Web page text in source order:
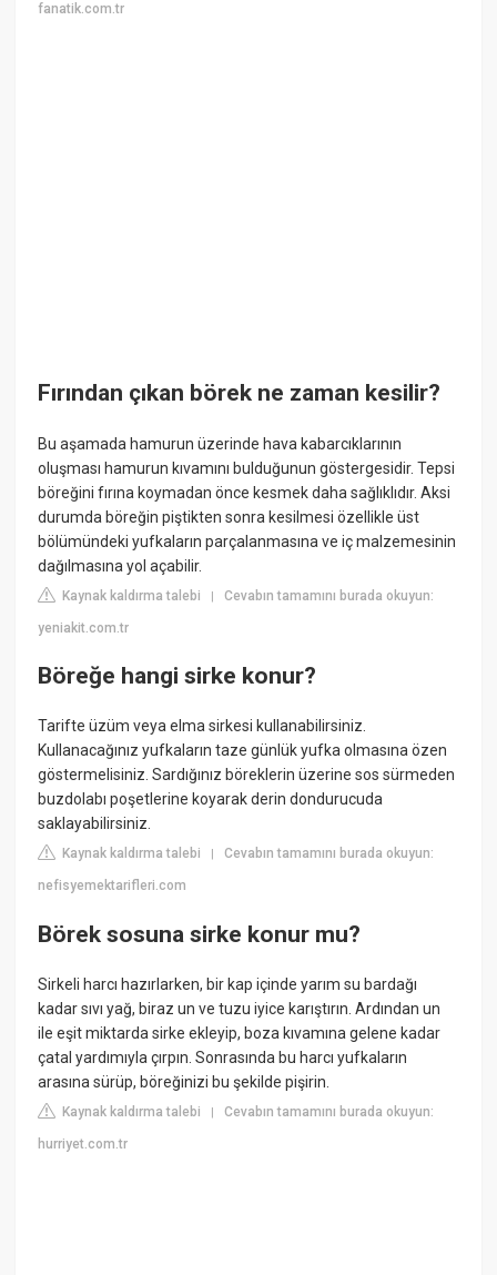
fanatik.com.tr
Fırından çıkan börek ne zaman kesilir?
Bu aşamada hamurun üzerinde hava kabarcıklarının
oluşması hamurun kıvamını bulduğunun göstergesidir. Tepsi
böreğini fırına koymadan önce kesmek daha sağlıklıdır. Aksi
durumda böreğin piştikten sonra kesilmesi özellikle üst
bölümündeki yufkaların parçalanmasına ve iç malzemesinin
dağılmasına yol açabilir.
Kaynak kaldırma talebi |Cevabın tamamını burada okuyun:
yeniakit.com.tr
Böreğe hangi sirke konur?
Tarifte üzüm veya elma sirkesi kullanabilirsiniz.
Kullanacağınız yufkaların taze günlük yufka olmasına özen
göstermelisiniz. Sardığınız böreklerin üzerine sos sürmeden
buzdolabı poşetlerine koyarak derin dondurucuda
saklayabilirsiniz.
Kaynak kaldırma talebi |Cevabın tamamını burada okuyun:
nefisyemektarifleri.com
Börek sosuna sirke konur mu?
Sirkeli harcı hazırlarken, bir kap içinde yarım su bardağı
kadar sıvı yağ, biraz un ve tuzu iyice karıştırın. Ardından un
ile eşit miktarda sirke ekleyip, boza kıvamına gelene kadar
çatal yardımıyla çırpın. Sonrasında bu harcı yufkaların
arasına sürüp, böreğinizi bu şekilde pişirin.
Kaynak kaldırma talebi |Cevabın tamamını burada okuyun:
hurriyet.com.tr